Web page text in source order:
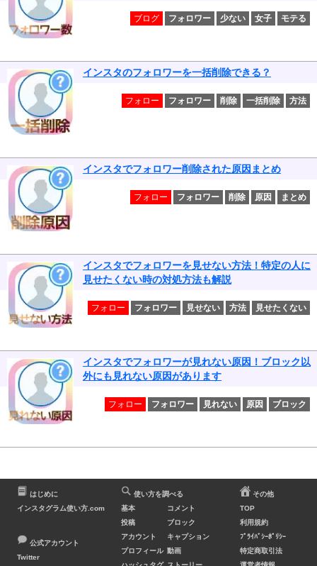
ブログ フォロワー 少ない 女子 モテる
インスタのフォロワーを一括削除できる？
フォロー フォロワー 削除 一括削除 方法
インスタでフォロワー削除された原因まとめ
フォロー フォロワー 削除 原因 まとめ
インスタでフォロワーを見せない方法！特定の人に
見せたくない時の対処方法も解説
フォロー フォロワー 見せない 方法 見せたくない
インスタでフォロワーが見れない原因！ブロック以
外にも見れない原因があります
フォロー フォロワー 見れない 原因 ブロック
はじめに
インスタグラム使い方.com
公式アカウント
Twitter
使い方を調べる
基本
投稿
アカウント
プロフィール
コメント
ブロック
キャプション
動画
その他
TOP
利用規約
ﾌﾟﾗｲﾊﾞｼｰﾎﾟﾘｼｰ
特定商取引法